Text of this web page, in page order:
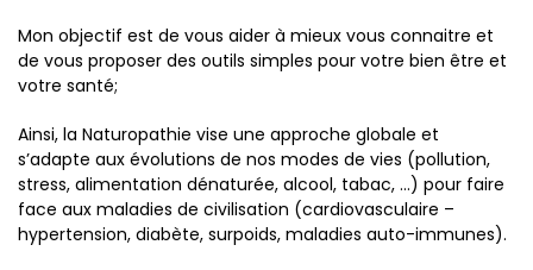
Mon objectif est de vous aider à mieux vous connaitre et
de vous proposer des outils simples pour votre bien être et
votre santé;
Ainsi, la Naturopathie vise une approche globale et
s’adapte aux évolutions de nos modes de vies (pollution,
stress, alimentation dénaturée, alcool, tabac, …) pour faire
face aux maladies de civilisation (cardiovasculaire –
hypertension, diabète, surpoids, maladies auto-immunes).